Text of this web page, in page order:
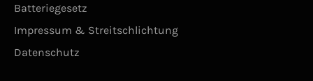
Batteriegesetz
Impressum & Streitschlichtung
Datenschutz